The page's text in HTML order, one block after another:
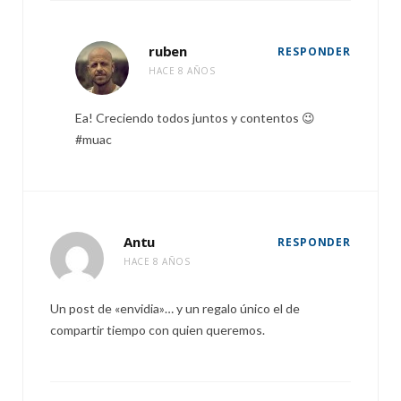
ruben
HACE 8 AÑOS
RESPONDER
Ea! Creciendo todos juntos y contentos 😉
#muac
Antu
HACE 8 AÑOS
RESPONDER
Un post de «envidia»… y un regalo único el de
compartir tiempo con quien queremos.